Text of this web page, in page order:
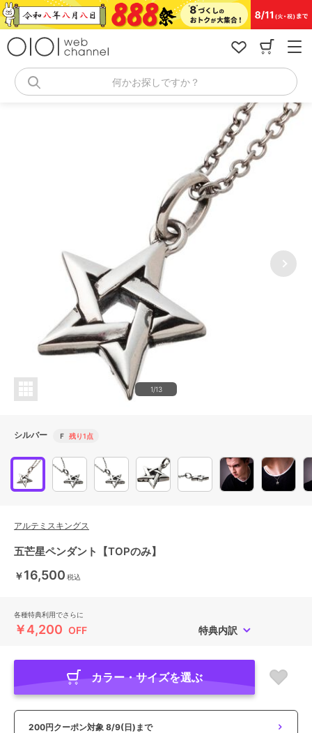
コ
ン
何かお探しですか？
1/13
シルバー Ｆ 残り1点
アルテミスキングス
五芒星ペンダント【TOPのみ】
￥16,500 税込
各種特典利用でさらに
￥4,200 OFF 特典内訳
カラー・サイズを選ぶ
200円クーポン対象 8/9(日)まで